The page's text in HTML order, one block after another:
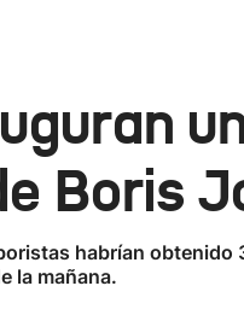
Boris
habrían
la mañana.